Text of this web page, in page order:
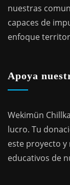
nuestras
capaces de
enfoque
Apoya
Wekimün
lucro. Tu
este proyecto
educativos de